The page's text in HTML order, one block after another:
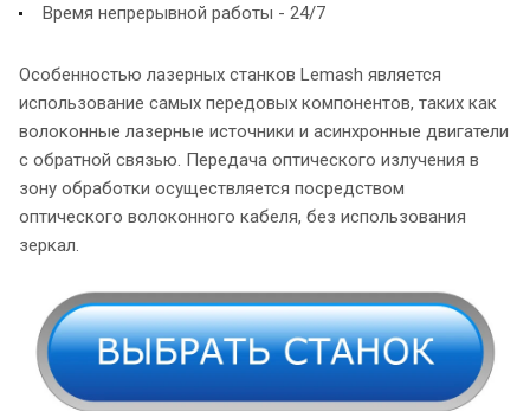
Время непрерывной работы - 24/7
Особенностью лазерных станков Lemash является
использование самых передовых компонентов, таких как
волоконные лазерные источники и асинхронные двигатели
с обратной связью. Передача оптического излучения в
зону обработки осуществляется посредством
оптического волоконного кабеля, без использования
зеркал.